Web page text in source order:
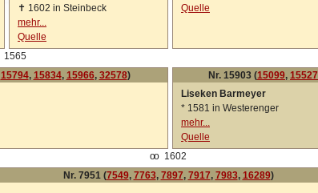
✝ 1602 in Steinbeck
mehr...
Quelle
Quelle
1565
15794, 15834, 15966, 32578)
Nr. 15903 (15099, 15527
Liseken Barmeyer
* 1581 in Westerenger
mehr...
Quelle
oo
1602
Nr. 7951 (7549, 7763, 7897, 7917, 7983, 16289)